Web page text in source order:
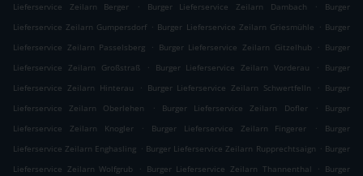
Lieferservice Zeilarn Berger
. Burger Lieferservice Zeilarn Dambach .
Burger
Lieferservice Zeilarn Gumpersdorf . Burger Lieferservice Zeilarn Griesmühle . Burger
Lieferservice Zeilarn Passelsberg
. Burger Lieferservice Zeilarn Gitzelhub . Burger
Lieferservice Zeilarn Großstraß
. Burger Lieferservice Zeilarn Vorderau .
Burger
Lieferservice Zeilarn Hinterau
. Burger Lieferservice Zeilarn Schwertfelln . Burger
Lieferservice Zeilarn Oberlehen
. Burger Lieferservice Zeilarn Dofler .
Burger
Lieferservice Zeilarn Knogler
. Burger Lieferservice Zeilarn Fingerer .
Burger
Lieferservice Zeilarn Enghasling . Burger Lieferservice Zeilarn Rupprechtsaign . Burger
Lieferservice Zeilarn Wolfgrub
. Burger Lieferservice Zeilarn Thannenthal . Burger